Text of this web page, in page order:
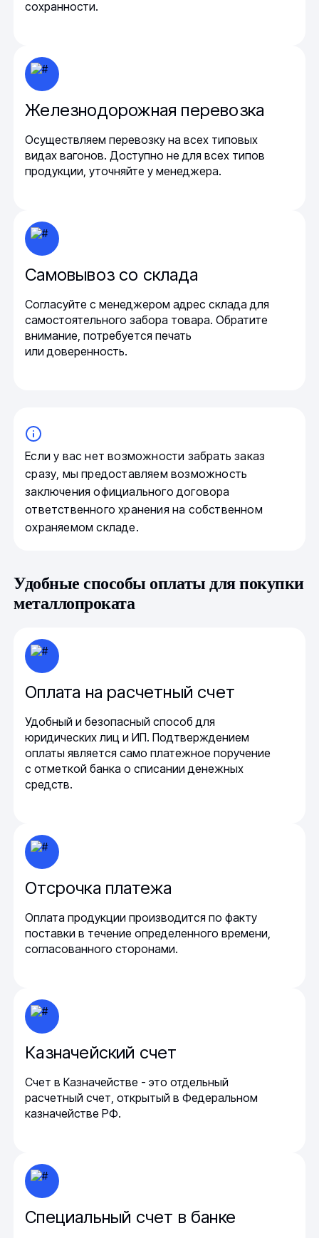
сохранности.
Железнодорожная перевозка
Осуществляем перевозку на всех типовых
видах вагонов. Доступно не для всех типов
продукции, уточняйте у менеджера.
Самовывоз со склада
Согласуйте с менеджером адрес склада для
самостоятельного забора товара. Обратите
внимание, потребуется печать
или доверенность.
Если у вас нет возможности забрать заказ
сразу, мы предоставляем возможность
заключения официального договора
ответственного хранения на собственном
охраняемом складе.
Удобные способы оплаты для покупки
металлопроката
Оплата на расчетный счет
Удобный и безопасный способ для
юридических лиц и ИП. Подтверждением
оплаты является само платежное поручение
с отметкой банка о списании денежных
средств.
Отсрочка платежа
Оплата продукции производится по факту
поставки в течение определенного времени,
согласованного сторонами.
Казначейский счет
Счет в Казначействе - это отдельный
расчетный счет, открытый в Федеральном
казначействе РФ.
Специальный счет в банке